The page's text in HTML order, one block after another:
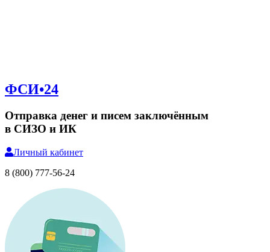
ФСИ•24
Отправка денег и писем заключённым
в СИЗО и ИК
Личный кабинет
8 (800) 777-56-24